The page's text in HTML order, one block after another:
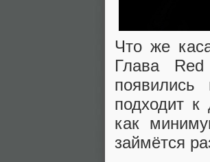
Что же
Глава
подходит к
как
займётся